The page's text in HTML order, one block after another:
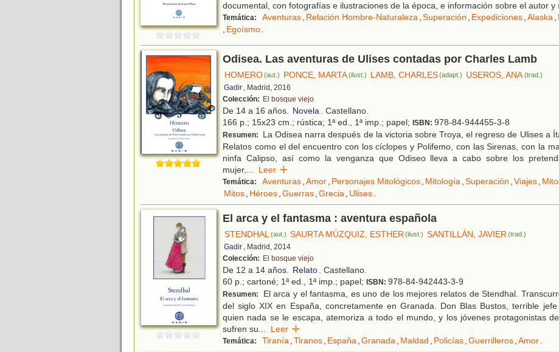
documental, con fotografías e ilustraciones de la época, e información sobre el autor y
Temática: Aventuras, Relación Hombre-Naturaleza,Superación , Expediciones,Alaska,
, Egoísmo.
Odisea. Las aventuras de Ulises contadas por Charles Lamb
HOMERO(aut.) PONCE, MARTA(ilust.) LAMB, CHARLES (adapt.) USEROS, ANA (trad.)
Gadir
, Madrid, 2016
Colección: El bosque viejo
De 14 a 16 años. Novela
. Castellano.
166 p.; 15x23 cm.; rústica; 1ª ed., 1ª imp.; papel; ISBN: 978-84-944455-3-8
Resumen:
La Odisea narra después de la victoria sobre Troya, el regreso de Ulises a
Relatos como el del encuentro con los cíclopes y Polifemo, con las Sirenas, con la
ninfa Calipso, así como la venganza que Odiseo lleva a cabo sobre los
mujer,
Leer
Temática: Aventuras Amor Personajes Mitológicos Mitología Superación Viajes
Mitos Héroes Guerras Grecia Ulises
El arca y el fantasma : aventura española
STENDHAL (aut.) SAURTA MÚZQUIZ, ESTHER (ilust.) SANTILLÁN, JAVIER (trad.)
Gadir
, Madrid, 2014
Colección: El bosque viejo
De 12 a 14 años. Relato
. Castellano.
60 p.; cartoné; 1ª ed., 1ª imp.; papel; ISBN: 978-84-942443-3-9
Resumen:
El arca y el fantasma, es uno de los mejores relatos de Stendhal.
del siglo XIX en España, concretamente en Granada. Don Blas Bustos, terrible
quien nada se le escapa, atemoriza a todo el mundo, y los jóvenes protagonistas
sufren su
Leer
Temática: Tiranía Tiranos España Granada Maldad Policías Guerrilleros Amor